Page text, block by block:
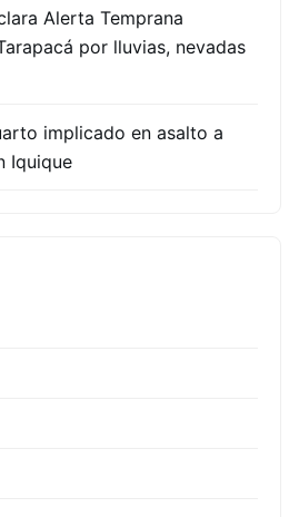
Alerta Temprana
por lluvias, nevadas
implicado en asalto a
Iquique